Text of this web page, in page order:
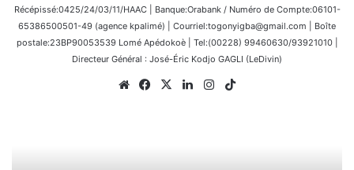
Récépissé:0425/24/03/11/HAAC | Banque:Orabank / Numéro de Compte:06101-
65386500501-49 (agence kpalimé) | Courriel:togonyigba@gmail.com | Boîte
postale:23BP90053539 Lomé Apédokoè | Tel:(00228) 99460630/93921010 |
Directeur Général : José-Éric Kodjo GAGLI (LeDivin)
WebsiteFacebook
X LinkedinInstagram